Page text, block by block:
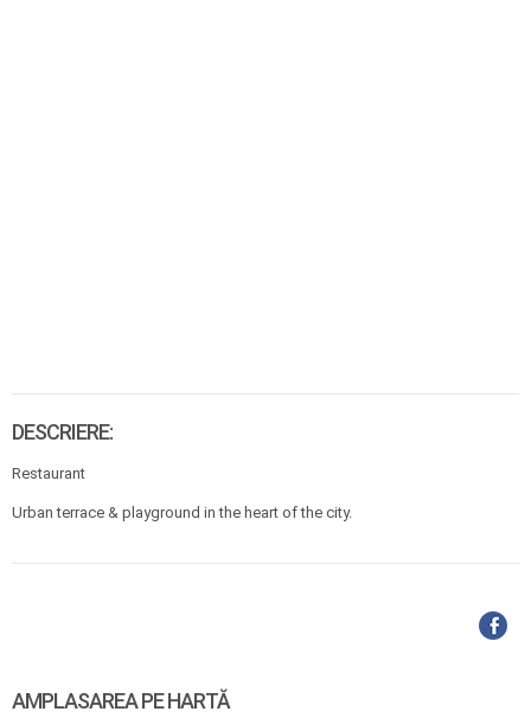
DESCRIERE:
Restaurant
Urban terrace & playground in the heart of the city.
AMPLASAREA PE HARTĂ